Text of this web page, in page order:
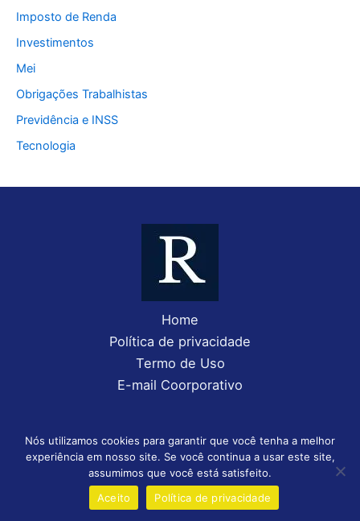
Imposto de Renda
Investimentos
Mei
Obrigações Trabalhistas
Previdência e INSS
Tecnologia
Home
Política de privacidade
Termo de Uso
E-mail Coorporativo
Copyright © 2026 Rolmyjun Contabilidade | Desenvolvido por
Daniel (85)98583-3543
Nós utilizamos cookies para garantir que você tenha a melhor
experiência em nosso site. Se você continua a usar este site,
assumimos que você está satisfeito.
Aceito
Política de privacidade